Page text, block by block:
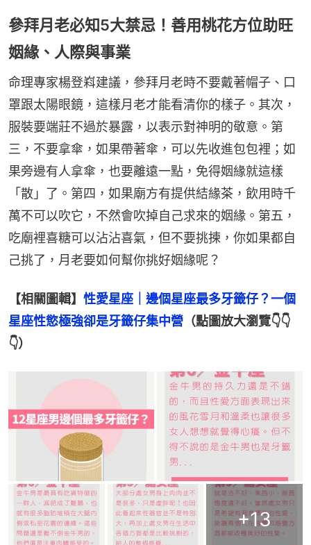
參拜月老必知5大禁忌！善用桃花方位助旺
姻緣、人際與事業
命理專家楊登嵙建議，參拜月老時不要戴著帽子、口
罩跟太陽眼鏡，這樣月老才能看清你的樣子。其次，
服裝要端莊不過於暴露，以表示對神明的敬意。第
三，不要拿傘，如果帶著傘，可以先收進包包裡；如
果旁邊有人拿傘，也要離遠一點，免得姻緣就這樣
「散」了。第四，如果廟方有提供結緣茶，飲用時千
萬不可以吹它，不然會吹掉自己求來的姻緣。第五，
吃廟裡喜糖可以沾沾喜氣，但不要挑揀，你如果都自
己挑了，月老要如何幫你挑好姻緣呢？
【相關圖輯】 性愛星座｜邊個星座最多牙籤仔？一個
星座性慾極強卻是牙籤仔集中營 （點圖放大瀏覽👇👇
👇）
+13